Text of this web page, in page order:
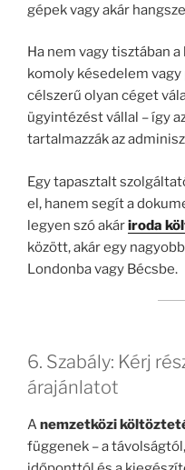
gépek vagy akár
Ha nem vagy tisztában
komoly késedelem
célszerű olyan céget
ügyintézést vállal – így
tartalmazzák az
Egy tapasztalt
el, hanem segít a
legyen szó akáriroda
között, akár egy nagyobb
Londonba vagy Bécsbe.
6. Szabály: Kérj
árajánlatot
Anemzetközi
függenek – a